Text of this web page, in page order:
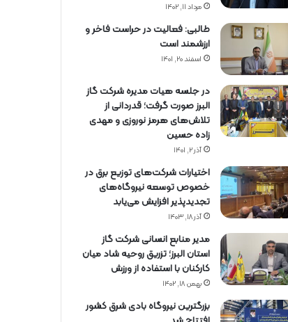
مرداد ۱۱, ۱۴۰۲
طالبی: فعالیت در حراست فاخر و
ارزشمند است
اسفند ۲۰, ۱۴۰۱
در جلسه هیات مدیره شرکت گاز
البرز صورت گرفت؛ قدردانی از
تلاش‌های هرمز نوروزی و مهدی
زاده حسین
آذر ۲, ۱۴۰۱
اختیارات شرکت‌های توزیع برق در
خصوص توسعه نیروگاه‌های
تجدیدپذیر افزایش می‌یابد
آذر ۱۸, ۱۴۰۳
مدیر منابع انسانی شرکت گاز
استان البرز؛ تزریق روحیه شاد میان
کارکنان با استفاده از ورزش
بهمن ۱۸, ۱۴۰۲
بزرگترین نیروگاه بادی شرق کشور